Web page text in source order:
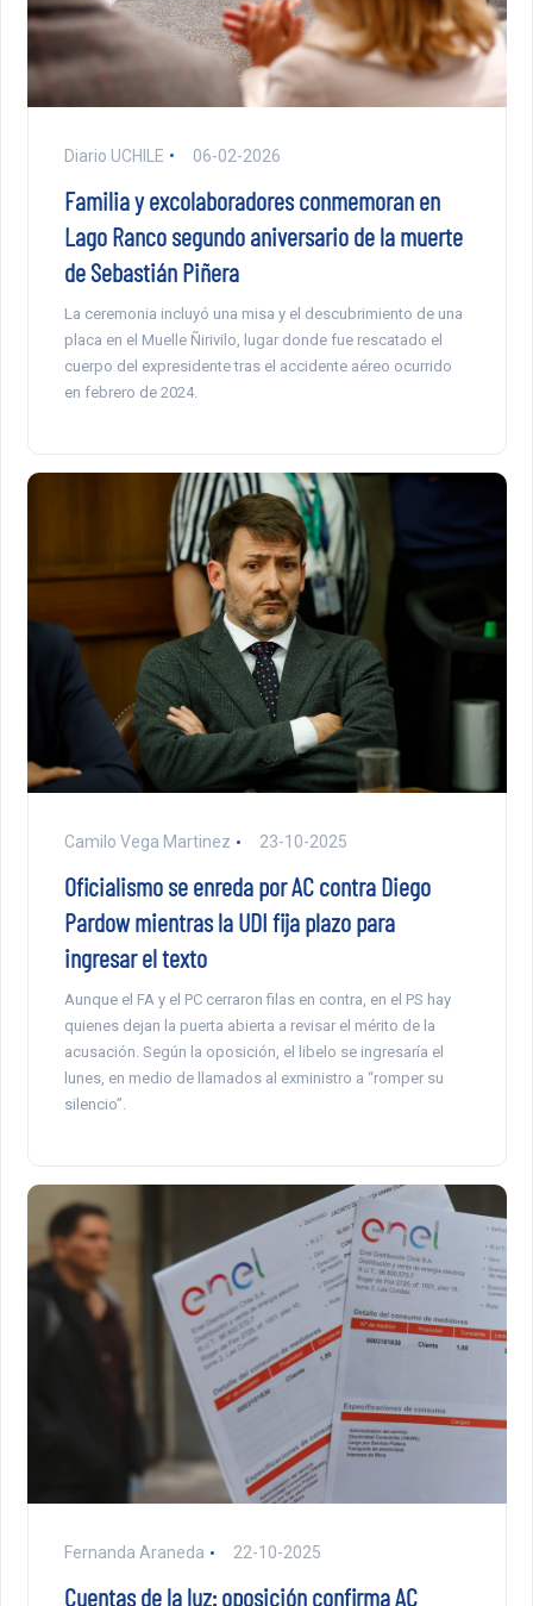
Diario UCHILE 06-02-2026
Familia y excolaboradores conmemoran en
Lago Ranco segundo aniversario de la muerte
de Sebastián Piñera
La ceremonia incluyó una misa y el descubrimiento de una
placa en el Muelle Ñirivilo, lugar donde fue rescatado el
cuerpo del expresidente tras el accidente aéreo ocurrido
en febrero de 2024.
Camilo Vega Martinez 23-10-2025
Oficialismo se enreda por AC contra Diego
Pardow mientras la UDI fija plazo para
ingresar el texto
Aunque el FA y el PC cerraron filas en contra, en el PS hay
quienes dejan la puerta abierta a revisar el mérito de la
acusación. Según la oposición, el libelo se ingresaría el
lunes, en medio de llamados al exministro a “romper su
silencio”.
Fernanda Araneda 22-10-2025
Cuentas de la luz: oposición confirma AC